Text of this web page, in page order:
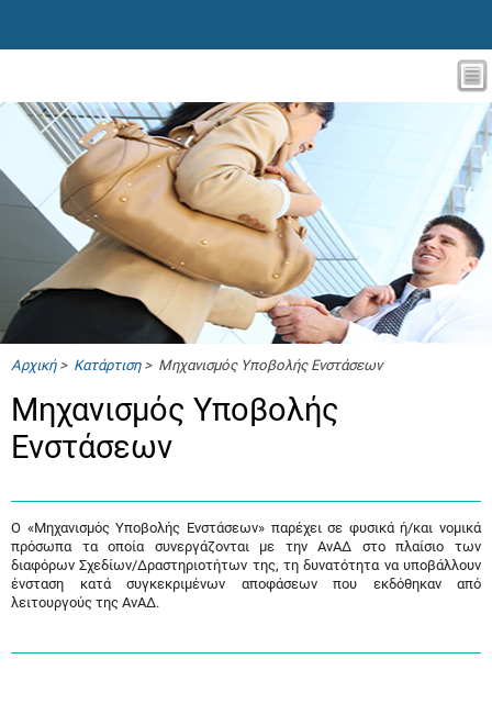
Αρχική> Κατάρτιση> Μηχανισμός Υποβολής Ενστάσεων
Μηχανισμός Υποβολής
Ενστάσεων
Ο «Μηχανισμός Υποβολής Ενστάσεων» παρέχει σε φυσικά ή/και νομικά
πρόσωπα τα οποία συνεργάζονται με την ΑνΑΔ στο πλαίσιο των
διαφόρων Σχεδίων/Δραστηριοτήτων της, τη δυνατότητα να υποβάλλουν
ένσταση κατά συγκεκριμένων αποφάσεων που εκδόθηκαν από
λειτουργούς της ΑνΑΔ.